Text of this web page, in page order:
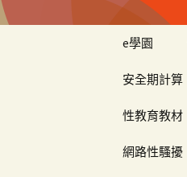
e學園
安全期計算
性教育教材
網路性騷擾